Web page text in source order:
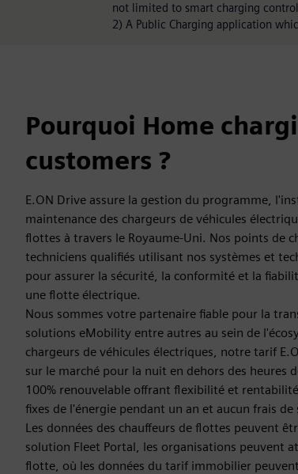
not limited to smart charging
2) A Public Charging application
Pourquoi Home
customers ?
E.ON Drive assure la gestion du programme,
maintenance des chargeurs de véhicules
flottes à travers le Royaume-Uni. Nos points de
techniciens qualifiés utilisant nos systèmes et
pour assurer la sécurité, la conformité et la
une flotte électrique.
Nous sommes votre partenaire fiable pour la
solutions eMobility entre autres au sein de
chargeurs de véhicules électriques, notre tarif
sur le marché pour la nuit en dehors des heures
100% renouvelable offrant flexibilité et
fixes de l'énergie pendant un an et aucun frais de
Les données des chauffeurs de flottes peuvent
solution Fleet Portal, les organisations peuvent
flotte, où les données du tarif immobilier